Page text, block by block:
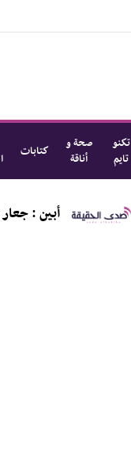
تكنو
تايم
صحة و
أناقة
كتابات
أبين : جعار و الكود و